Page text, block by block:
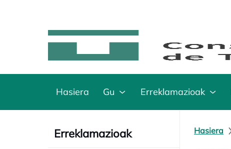
Hasiera Gu Erreklamazioak
Erreklamazioak Hasiera